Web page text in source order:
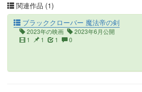
関連作品 (1)
ブラッククローバー 魔法帝の剣
2023年の映画
2023年6月公開
1
1 1 0